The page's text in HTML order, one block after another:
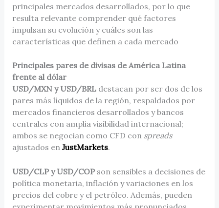
principales mercados desarrollados, por lo que
resulta relevante comprender qué factores
impulsan su evolución y cuáles son las
características que definen a cada mercado
Principales pares de divisas de América Latina
frente al dólar
USD/MXN y USD/BRLdestacan por ser dos de los
pares más líquidos de la región, respaldados por
mercados financieros desarrollados y bancos
centrales con amplia visibilidad internacional;
ambos se negocian como CFD conspreads
ajustados en JustMarkets.
USD/CLP y USD/COPson sensibles a decisiones de
política monetaria, inflación y variaciones en los
precios del cobre y el petróleo. Además, pueden